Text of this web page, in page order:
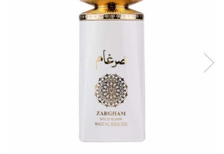
Parfumuri Condimentate